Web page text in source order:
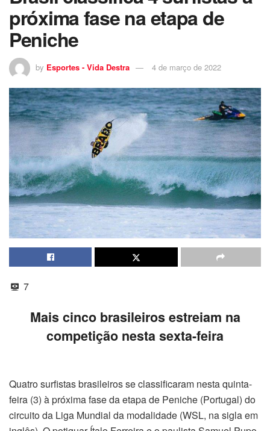
próxima fase na etapa de
Peniche
by Esportes - Vida Destra 4 de março de 2022
7
Mais cinco brasileiros estreiam na
competição nesta sexta-feira
Quatro surfistas brasileiros se classificaram nesta quinta-
feira (3) à próxima fase da etapa de Peniche (Portugal) do
circuito da Liga Mundial da modalidade (WSL, na sigla em